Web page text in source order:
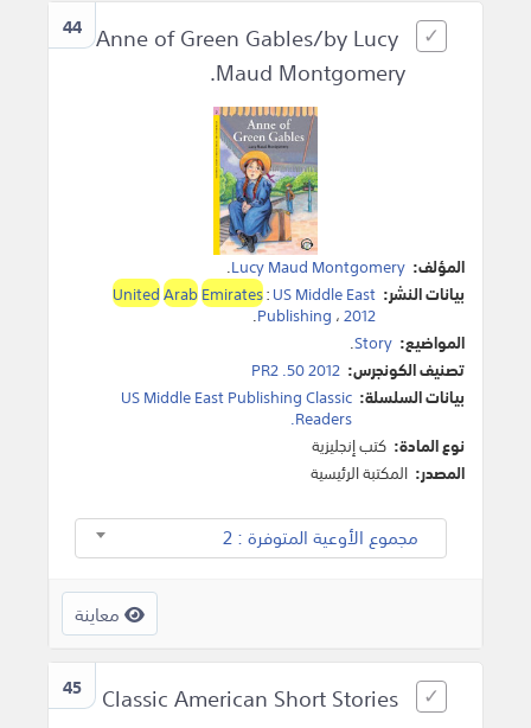
44 Anne of Green Gables/by Lucy
Maud Montgomery.
المؤلف: Lucy Maud Montgomery
.
بيانات النشر:
UnitedArabEmirates:US Middle East
Publishing ،2012
.
المواضيع: Story
.
تصنيف الكونجرس: PR2 .50 2012
بيانات السلسلة: US Middle East Publishing Classic
Readers.
نوع المادة: كتب إنجليزية
المصدر: المكتبة الرئيسية
مجموع الأوعية المتوفرة : 2
معاينة
45